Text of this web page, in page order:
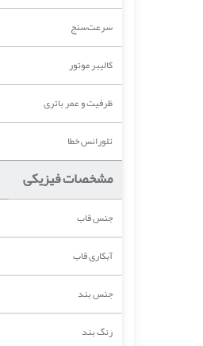
سرعت‌سنج
کالیبر موتور
ظرفیت و عمر باتری
تلورانس خطا
مشخصات فیزیکی
جنس قاب
آبکاری قاب
جنس بند
رنگ بند